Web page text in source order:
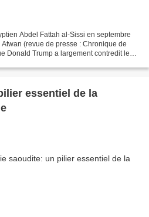
Abdel Fattah al-Sissi en septembre
(revue de presse : Chronique de
Donald Trump a largement contredit les
essentiel de la